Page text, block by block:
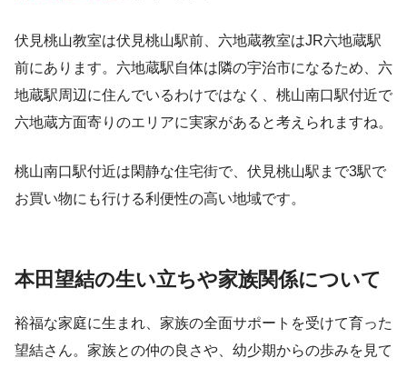
伏見桃山教室は伏見桃山駅前、六地蔵教室はJR六地蔵駅
前にあります。六地蔵駅自体は隣の宇治市になるため、六
地蔵駅周辺に住んでいるわけではなく、桃山南口駅付近で
六地蔵方面寄りのエリアに実家があると考えられますね。
桃山南口駅付近は閑静な住宅街で、伏見桃山駅まで3駅で
お買い物にも行ける利便性の高い地域です。
本田望結の生い立ちや家族関係について
裕福な家庭に生まれ、家族の全面サポートを受けて育った
望結さん。家族との仲の良さや、幼少期からの歩みを見て